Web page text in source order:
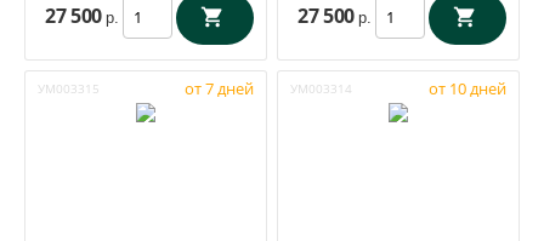
27 500 р. 27 500 р.
УМ003315 от 7 дней УМ003314 от 10 дней